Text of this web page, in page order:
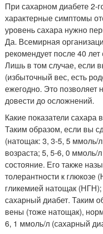
При сахарном диабете 2-
характерные симптомы
уровень сахара нужно
Да. Всемирная
рекомендует после 40
Лишь в том случае, если
(избыточный вес, есть
ежегодно. Это позволяет
довести до осложнений.
Какие показатели
Таким образом, если вы
(натощак: 3, 3-5, 5 ммоль/
возраста; 5, 5-6, 0 ммоль/
состояние. Его также
толерантности к
гликемией натощак
сахарный диабет. Таким
вены (тоже натощак),
6, 1 ммоль/л (сахарный